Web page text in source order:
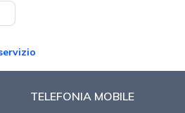
TELEFONIA MOBILE